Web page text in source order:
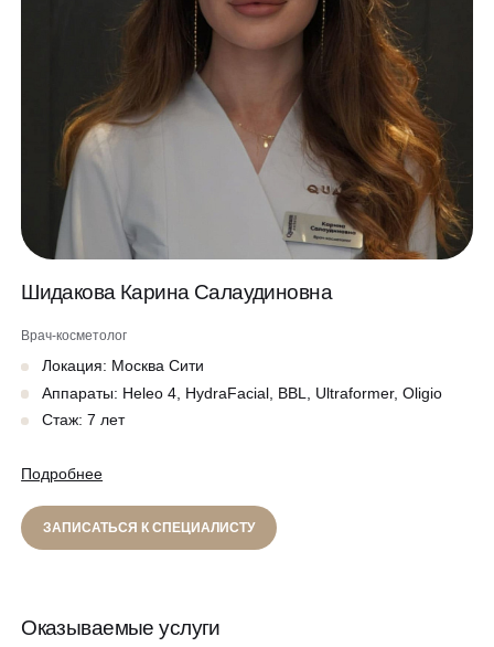
Эндокринология
УЗИ
Лазерная эпиляция
Массаж и обёртывание
Специалисты
Сертификаты
Программа лояльности
QC Магазин
О клинике
Специалисты
Вакансии
Оборудование
Блог
Контакты
8 800 775 40 40
ЗАПИСАТЬСЯ НА КОНСУЛЬТАЦИЮ
Шидакова Карина Салаудиновна
Врач-косметолог
Локация: Москва Сити
Аппараты: Heleo 4, HydraFacial, BBL, Ultraformer, Oligio
Стаж: 7 лет
Подробнее
ЗАПИСАТЬСЯ К СПЕЦИАЛИСТУ
Оказываемые услуги